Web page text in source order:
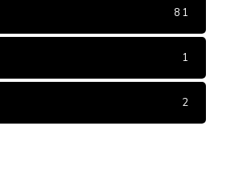
81
1
2